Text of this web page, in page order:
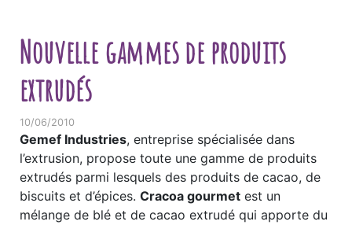
Nouvelle gammes de produits
extrudés
10/06/2010
Gemef Industries, entreprise spécialisée dans
l’extrusion, propose toute une gamme de produits
extrudés parmi lesquels des produits de cacao, de
biscuits et d’épices. Cracoa gourmet est un
mélange de blé et de cacao extrudé qui apporte du